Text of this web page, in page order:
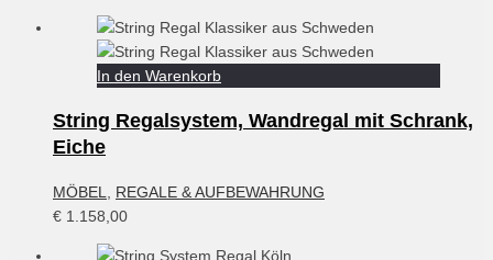
In den Warenkorb
String Regalsystem, Wandregal mit Schrank,
Eiche
MÖBEL
REGALE & AUFBEWAHRUNG
€ 1.158,00